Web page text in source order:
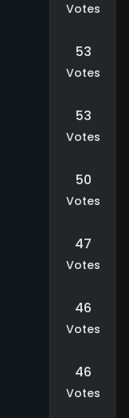
Votes
53
Votes
53
Votes
50
Votes
47
Votes
46
Votes
46
Votes